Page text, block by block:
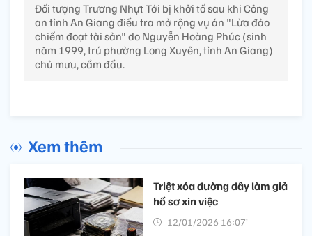
Đối tượng Trương Nhựt Tới bị khởi tố sau khi Công
an tỉnh An Giang điều tra mở rộng vụ án "Lừa đảo
chiếm đoạt tài sản" do Nguyễn Hoàng Phúc (sinh
năm 1999, trú phường Long Xuyên, tỉnh An Giang)
chủ mưu, cầm đầu.
Xem thêm
Triệt xóa đường dây làm giả
hồ sơ xin việc
12/01/2026 16:07’